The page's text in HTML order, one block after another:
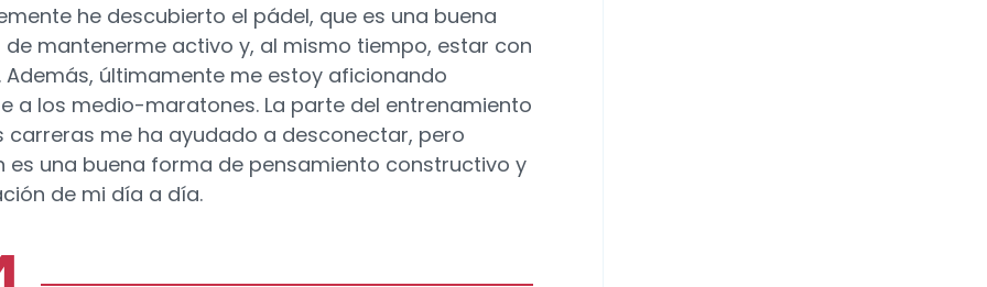
he descubierto el pádel, que es una buena
mantenerme activo y, al mismo tiempo, estar con
Además, últimamente me estoy aficionando
a los medio-maratones. La parte del entrenamiento
carreras me ha ayudado a desconectar, pero
es una buena forma de pensamiento constructivo y
de mi día a día.